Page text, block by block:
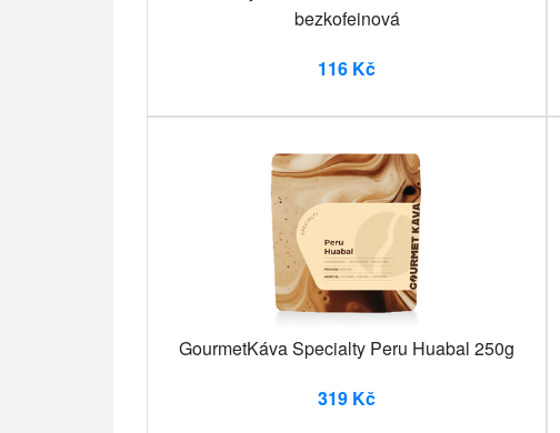
bezkofeinová
116 Kč
GourmetKáva Specialty Peru Huabal 250g
319 Kč